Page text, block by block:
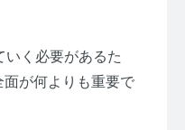
いく必要があるた
が何よりも重要で